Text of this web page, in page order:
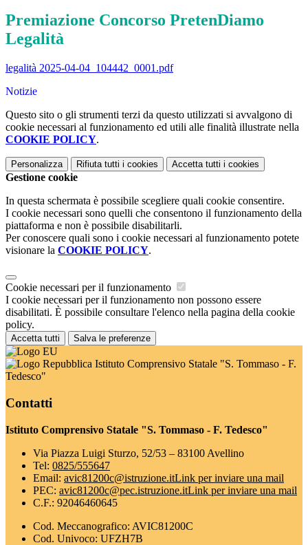
Premiazione Concorso PretenDiamo
Legalità
legalità 2025-04-04_104442_0001.pdf
Notizie
Questo sito o gli strumenti terzi da questo utilizzati si avvalgono di
cookie necessari al funzionamento ed utili alle finalità illustrate nella
COOKIE POLICY.
Personalizza Rifiuta tutti i cookies Accetta tutti i cookies
Gestione cookie
In questa schermata è possibile scegliere quali cookie consentire.
I cookie necessari sono quelli che consentono il funzionamento della
piattaforma e non è possibile disabilitarli.
Per conoscere quali sono i cookie necessari al funzionamento potete
visionare la COOKIE POLICY.
Cookie necessari per il funzionamento
I cookie necessari per il funzionamento non possono essere
disabilitati. È possibile consultare l'elenco nella pagina della cookie
policy.
Accetta tutti Salva le preferenze
Istituto Comprensivo Statale "S. Tommaso - F.
Tedesco"
Contatti
Istituto Comprensivo Statale "S. Tommaso - F. Tedesco"
Via Piazza Luigi Sturzo, 52/53 – 83100 Avellino
Tel: 0825/555647
Email: avic81200c@istruzione.itLink per inviare una mail
PEC: avic81200c@pec.istruzione.itLink per inviare una mail
C.F.: 92046460645
Cod. Meccanografico: AVIC81200C
Cod. Univoco: UFZH7B